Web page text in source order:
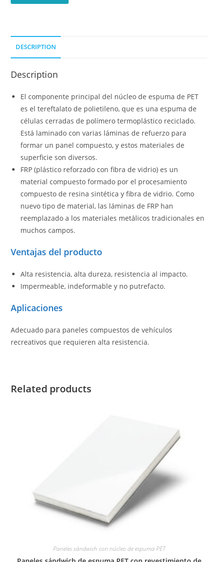
DESCRIPTION
Description
El componente principal del núcleo de espuma de PET
es el tereftalato de polietileno, que es una espuma de
células cerradas de polímero termoplástico reciclado.
Está laminado con varias láminas de refuerzo para
formar un panel compuesto, y estos materiales de
superficie son diversos.
FRP (plástico reforzado con fibra de vidrio) es un
material compuesto formado por el procesamiento
compuesto de resina sintética y fibra de vidrio. Como
nuevo tipo de material, las láminas de FRP han
reemplazado a los materiales metálicos tradicionales en
muchos campos.
Ventajas del producto
Alta resistencia, alta dureza, resistencia al impacto.
Impermeable, indeformable y no putrefacto.
Aplicaciones
Adecuado para paneles compuestos de vehículos
recreativos que requieren alta resistencia.
Related products
Paneles sándwich con núcleo de espuma PET